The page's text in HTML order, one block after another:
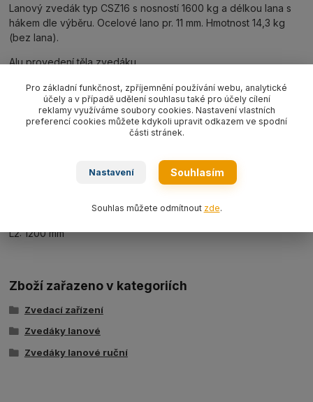
Lanový zvedák typ CSZ16 s nosností 1600 kg a délkou lana s
hákem dle výběru. Ocelové lano pr. 11 mm. Hmotnost 14,3 kg
(bez lana).
Alu provedení těla zvedáku.
Rozměry:
A: 556 mm
L2: 1200 mm
Zboží zařazeno v kategoriích
Zvedací zařízení
Zvedáky lanové
Zvedáky lanové ruční
Pro základní funkčnost, zpříjemnění používání webu, analytické
účely a v případě udělení souhlasu také pro účely cílení
reklamy využíváme soubory cookies. Nastavení vlastních
preferencí cookies můžete kdykoli upravit odkazem ve spodní
části stránek.
Nastavení Souhlasím
Souhlas můžete odmítnout zde.